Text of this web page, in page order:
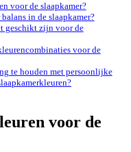
voor de slaapkamer?
in de slaapkamer?
geschikt zijn voor de
voor de
te houden met persoonlijke
voor de